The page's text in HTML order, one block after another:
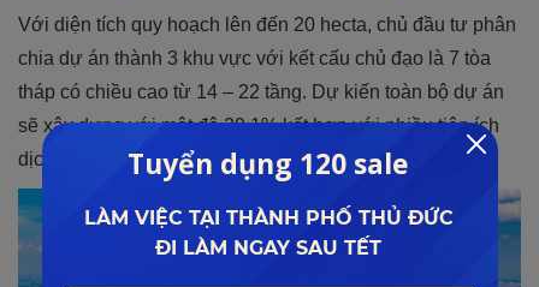
Với diện tích quy hoạch lên đến 20 hecta, chủ đầu tư phân
chia dự án thành 3 khu vực với kết cấu chủ đạo là 7 tòa
tháp có chiều cao từ 14 – 22 tầng. Dự kiến toàn bộ dự án
sẽ xây dựng với mật độ 29,1% kết hợp với nhiều tiện ích
dịch vụ hiện đại được đầu tư với quy mô lớn.